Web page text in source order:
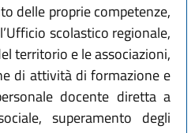
delle proprie competenze,
scolastico regionale,
territorio e le associazioni,
di attività di formazione e
docente diretta a
superamento degli